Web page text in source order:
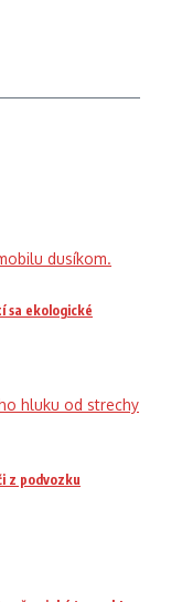
sa ekologické
z podvozku